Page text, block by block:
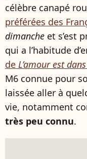
célèbre canapé
préférées des
dimanche et s’est
qui a l’habitude
de L’amour est
M6 connue pour
laissée aller à
vie, notamment
très peu connu.